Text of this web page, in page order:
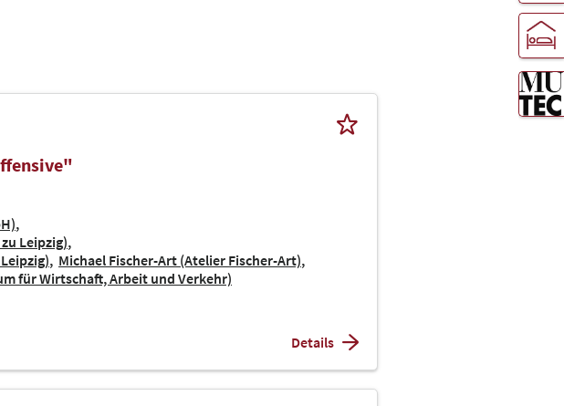
Leipzig)
Michael Fischer-Art (Atelier Fischer-Art)
für Wirtschaft, Arbeit und Verkehr)
Details